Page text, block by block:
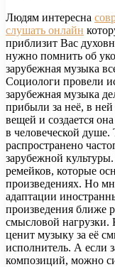
Людям интересна
слушать онлайн
приблизит Вас
нужно помнить об
зарубежная музыка
Социологи провели
зарубежная музыка
прибыли за неё, в
вещей и создается
в человеческой
распространено
зарубежной
ремейков, которые
произведениях. Но
адаптации
произведения ближе
смысловой
ценит музыку за её
исполнитель. А если
композиций, можно